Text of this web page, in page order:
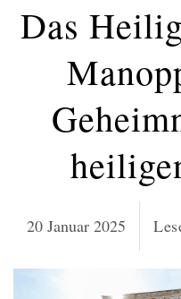
Das
20 Januar 2025